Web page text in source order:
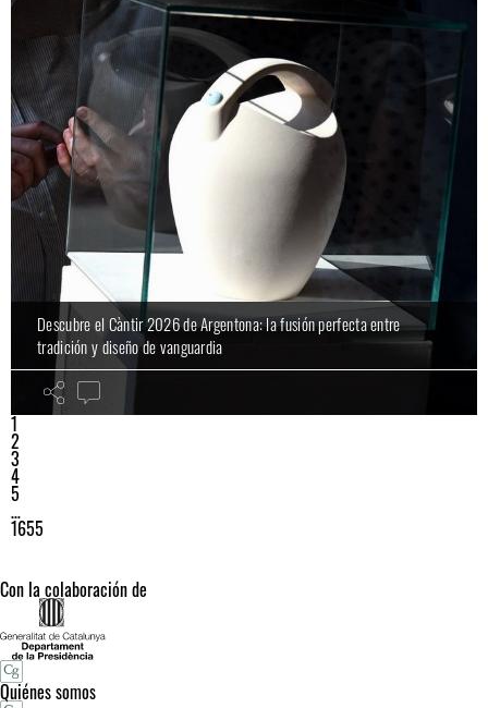
Descubre el Càntir 2026 de Argentona: la fusión perfecta entre
tradición y diseño de vanguardia
1
2
3
4
5
…
1655
Con la colaboración de
Quiénes somos